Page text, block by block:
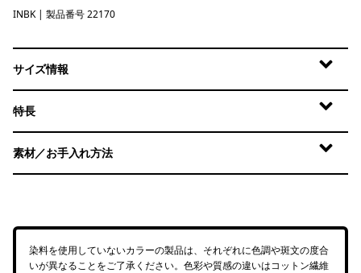
Ink Black
INBK | 製品番号 22170
サイズ情報
特長
素材／お手入れ方法
染料を使用していないカラーの製品は、それぞれに色調や斑文の度合
いが異なることをご了承ください。色彩や質感の違いはコットン繊維